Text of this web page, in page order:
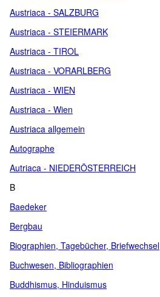
Austriaca - SALZBURG
Austriaca - STEIERMARK
Austriaca - TIROL
Austriaca - VORARLBERG
Austriaca - WIEN
Austriaca - Wien
Austriaca allgemein
Autographe
Autriaca - NIEDERÖSTERREICH
B
Baedeker
Bergbau
Biographien, Tagebücher, Briefwechsel
Buchwesen, Bibliographien
Buddhismus, Hinduismus